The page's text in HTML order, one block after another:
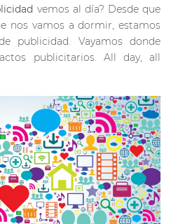
vemos al día? Desde que
nos vamos a dormir, estamos
publicidad. Vayamos donde
publicitarios. All day, all